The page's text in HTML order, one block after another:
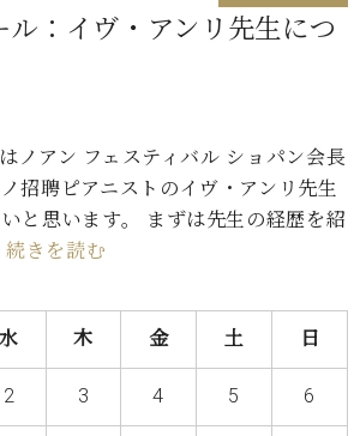
ル：イヴ・アンリ先生につ
ノアン フェスティバル ショパン会長
招聘ピアニストのイヴ・アンリ先生
と思います。 まずは先生の経歴を紹
続きを読む
水 木 金 土 日
2 3 4 5 6